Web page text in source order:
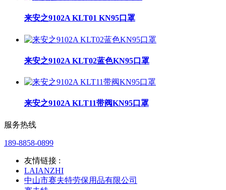
来安之9102A KLT01 KN95口罩
来安之9102A KLT02蓝色KN95口罩
来安之9102A KLT11带阀KN95口罩
服务热线
189-8858-0899
友情链接 :
LAIANZHI
中山市赛夫特劳保用品有限公司